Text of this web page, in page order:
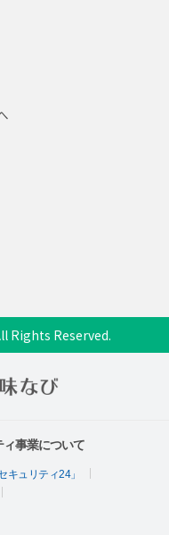
Rights Reserved.